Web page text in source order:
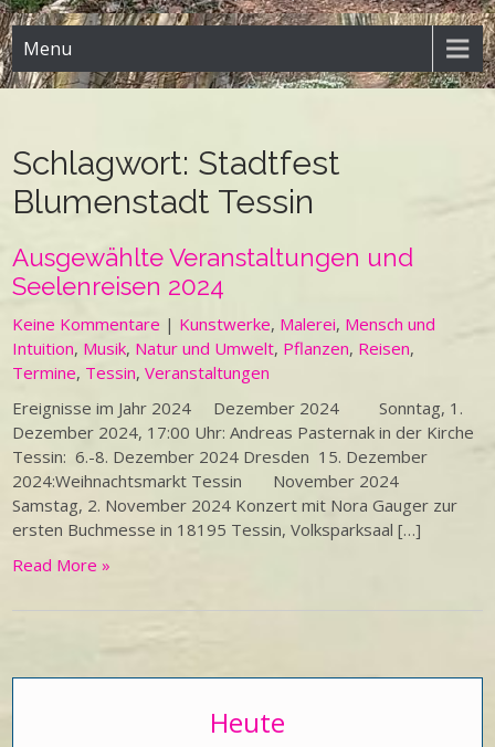
Menu
Schlagwort: Stadtfest
Blumenstadt Tessin
Ausgewählte Veranstaltungen und
Seelenreisen 2024
Keine Kommentare | Kunstwerke, Malerei, Mensch und
Intuition, Musik, Natur und Umwelt, Pflanzen, Reisen,
Termine, Tessin,Veranstaltungen
Ereignisse im Jahr 2024 Dezember 2024 Sonntag, 1.
Dezember 2024, 17:00 Uhr: Andreas Pasternak in der Kirche
Tessin: 6.-8. Dezember 2024 Dresden 15. Dezember
2024:Weihnachtsmarkt Tessin November 2024
Samstag, 2. November 2024 Konzert mit Nora Gauger zur
ersten Buchmesse in 18195 Tessin, Volksparksaal […]
Read More »
Heute